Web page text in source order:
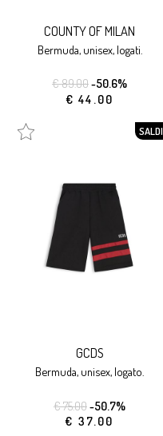
COUNTY OF MILAN
bermuda, unisex, logati.
€ 89.00-50.6%
€ 44.00
SALDI
GCDS
bermuda, unisex, logato.
€ 75.00-50.7%
€ 37.00